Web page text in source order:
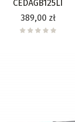
CEDAGB125LI
Cena
389,00 zł